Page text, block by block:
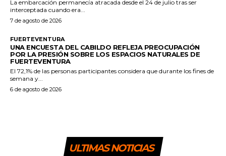
La embarcación permanecía atracada desde el 24 de julio tras ser
interceptada cuando era...
7 de agosto de 2026
FUERTEVENTURA
UNA ENCUESTA DEL CABILDO REFLEJA PREOCUPACIÓN
POR LA PRESIÓN SOBRE LOS ESPACIOS NATURALES DE
FUERTEVENTURA
El 72,1% de las personas participantes considera que durante los fines de
semana y...
6 de agosto de 2026
ULTIMAS NOTICIAS